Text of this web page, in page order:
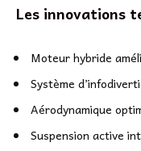
Les innovations
Moteur hybride
Système
Aérodynamique
Suspension active